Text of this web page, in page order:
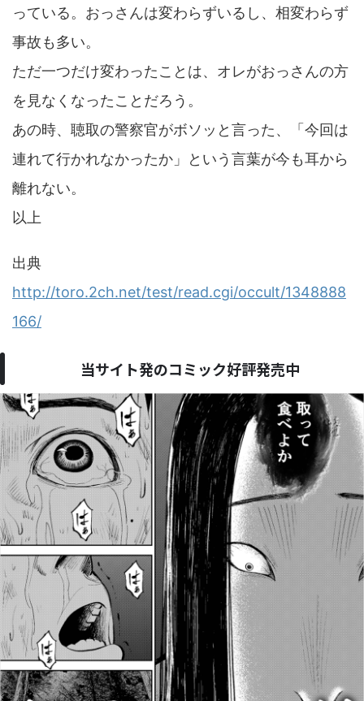
っている。おっさんは変わらずいるし、相変わらず
事故も多い。
ただ一つだけ変わったことは、オレがおっさんの方
を見なくなったことだろう。
あの時、聴取の警察官がボソッと言った、「今回は
連れて行かれなかったか」という言葉が今も耳から
離れない。
以上
出典
http://toro.2ch.net/test/read.cgi/occult/1348888
166/
当サイト発のコミック好評発売中